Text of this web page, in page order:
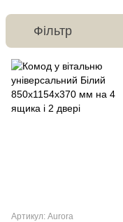
Фільтр
Артикул: Aurora